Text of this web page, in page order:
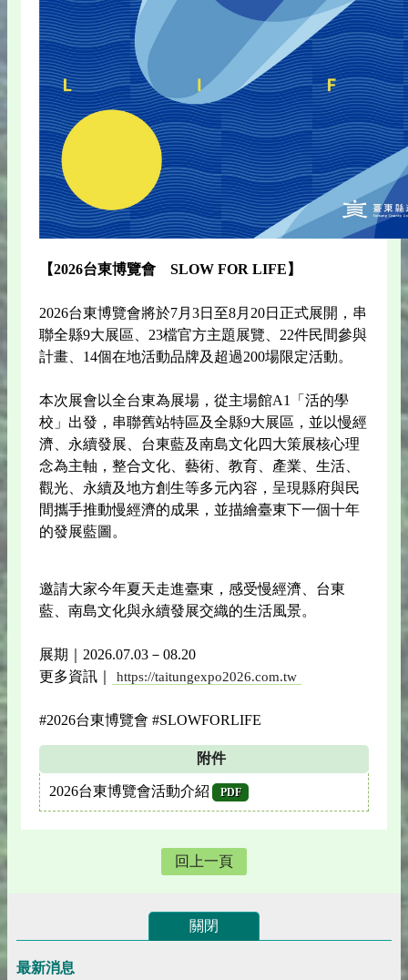
【2026台東博覽會 SLOW FOR LIFE】
2026台東博覽會將於7月3日至8月20日正式展開，串
聯全縣9大展區、23檔官方主題展覽、22件民間參與
計畫、14個在地活動品牌及超過200場限定活動。
本次展會以全台東為展場，從主場館A1「活的學
校」出發，串聯舊站特區及全縣9大展區，並以慢經
濟、永續發展、台東藍及南島文化四大策展核心理
念為主軸，整合文化、藝術、教育、產業、生活、
觀光、永續及地方創生等多元內容，呈現縣府與民
間攜手推動慢經濟的成果，並描繪臺東下一個十年
的發展藍圖。
邀請大家今年夏天走進臺東，感受慢經濟、台東
藍、南島文化與永續發展交織的生活風景。
展期｜2026.07.03－08.20
更多資訊｜
https://taitungexpo2026.com.tw
#2026台東博覽會 #SLOWFORLIFE
附件
2026台東博覽會活動介紹 PDF
回上一頁
關閉
最新消息